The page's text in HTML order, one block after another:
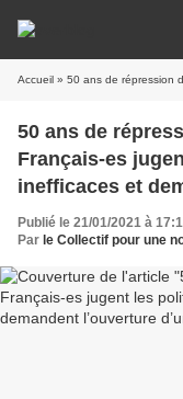
Accueil » 50 ans de répression des drogues : les
50 ans de
Français-es
inefficaces et
Publié le 21/01/2021 à
Par le Collectif pour une